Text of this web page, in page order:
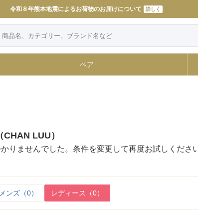
令和８年熊本地震によるお荷物のお届けについて 詳しく
11000円以上で送料無料 詳しく
ペア
LUU）
りませんでした。条件を変更して再度お試しくださ
メンズ（0） レディース（0）